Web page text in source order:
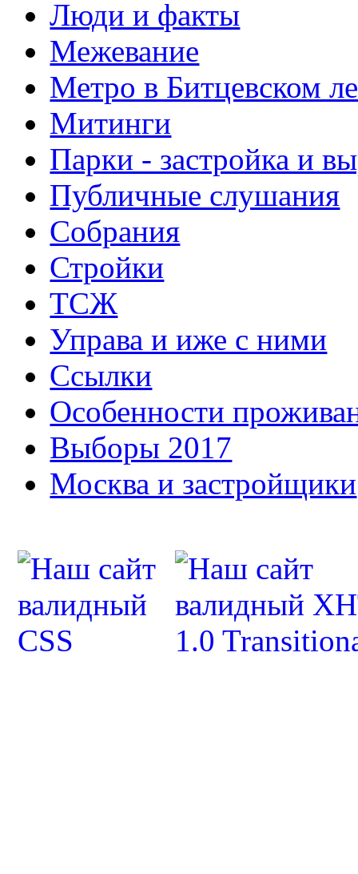
Люди и факты
Межевание
Метро в Битцевском
Митинги
Парки - застройка и
Публичные слушания
Собрания
Стройки
ТСЖ
Управа и иже с ними
Ссылки
Особенности
Выборы 2017
Москва и застройщики